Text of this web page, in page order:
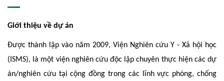
Giới thiệu về dự án
Được thành lập vào năm 2009, Viện Nghiên cứu Y - Xã hội học
(ISMS), là một viện nghiên cứu độc lập chuyên thực hiện các dự
án/nghiên cứu tại cộng đồng trong các lĩnh vực phòng, chống